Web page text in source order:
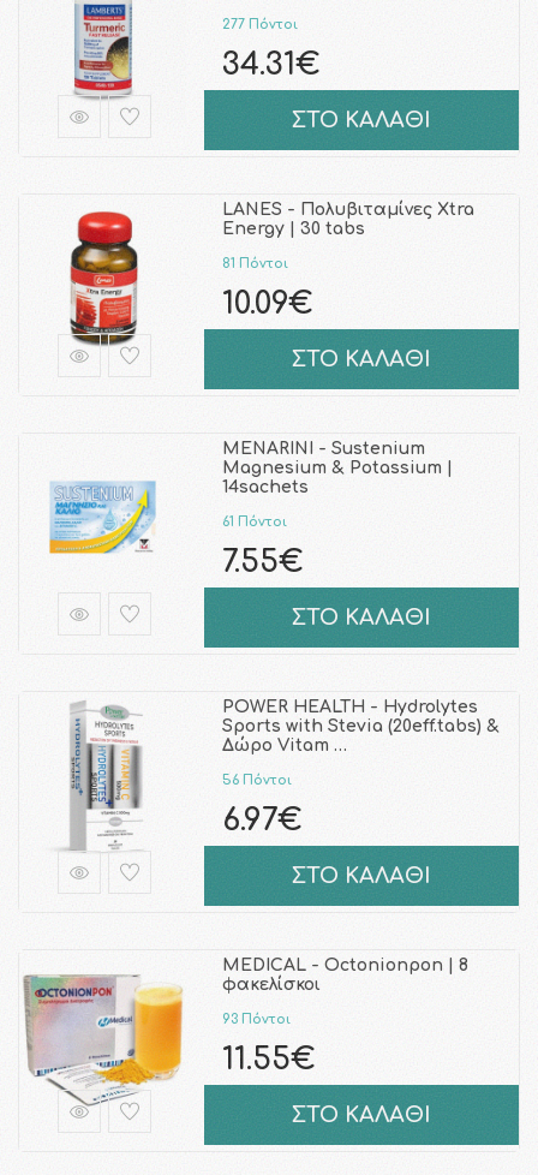
277 Πόντοι
34.31€
ΣΤΟ ΚΑΛΑΘΙ
LANES - Πολυβιταμίνες Xtra
Energy | 30 tabs
81 Πόντοι
10.09€
ΣΤΟ ΚΑΛΑΘΙ
MENARINI - Sustenium
Magnesium & Potassium |
14sachets
61 Πόντοι
7.55€
ΣΤΟ ΚΑΛΑΘΙ
POWER HEALTH - Hydrolytes
Sports with Stevia (20eff.tabs) &
Δώρο Vitam …
56 Πόντοι
6.97€
ΣΤΟ ΚΑΛΑΘΙ
MEDICAL - Octonionpon | 8
φακελίσκοι
93 Πόντοι
11.55€
ΣΤΟ ΚΑΛΑΘΙ